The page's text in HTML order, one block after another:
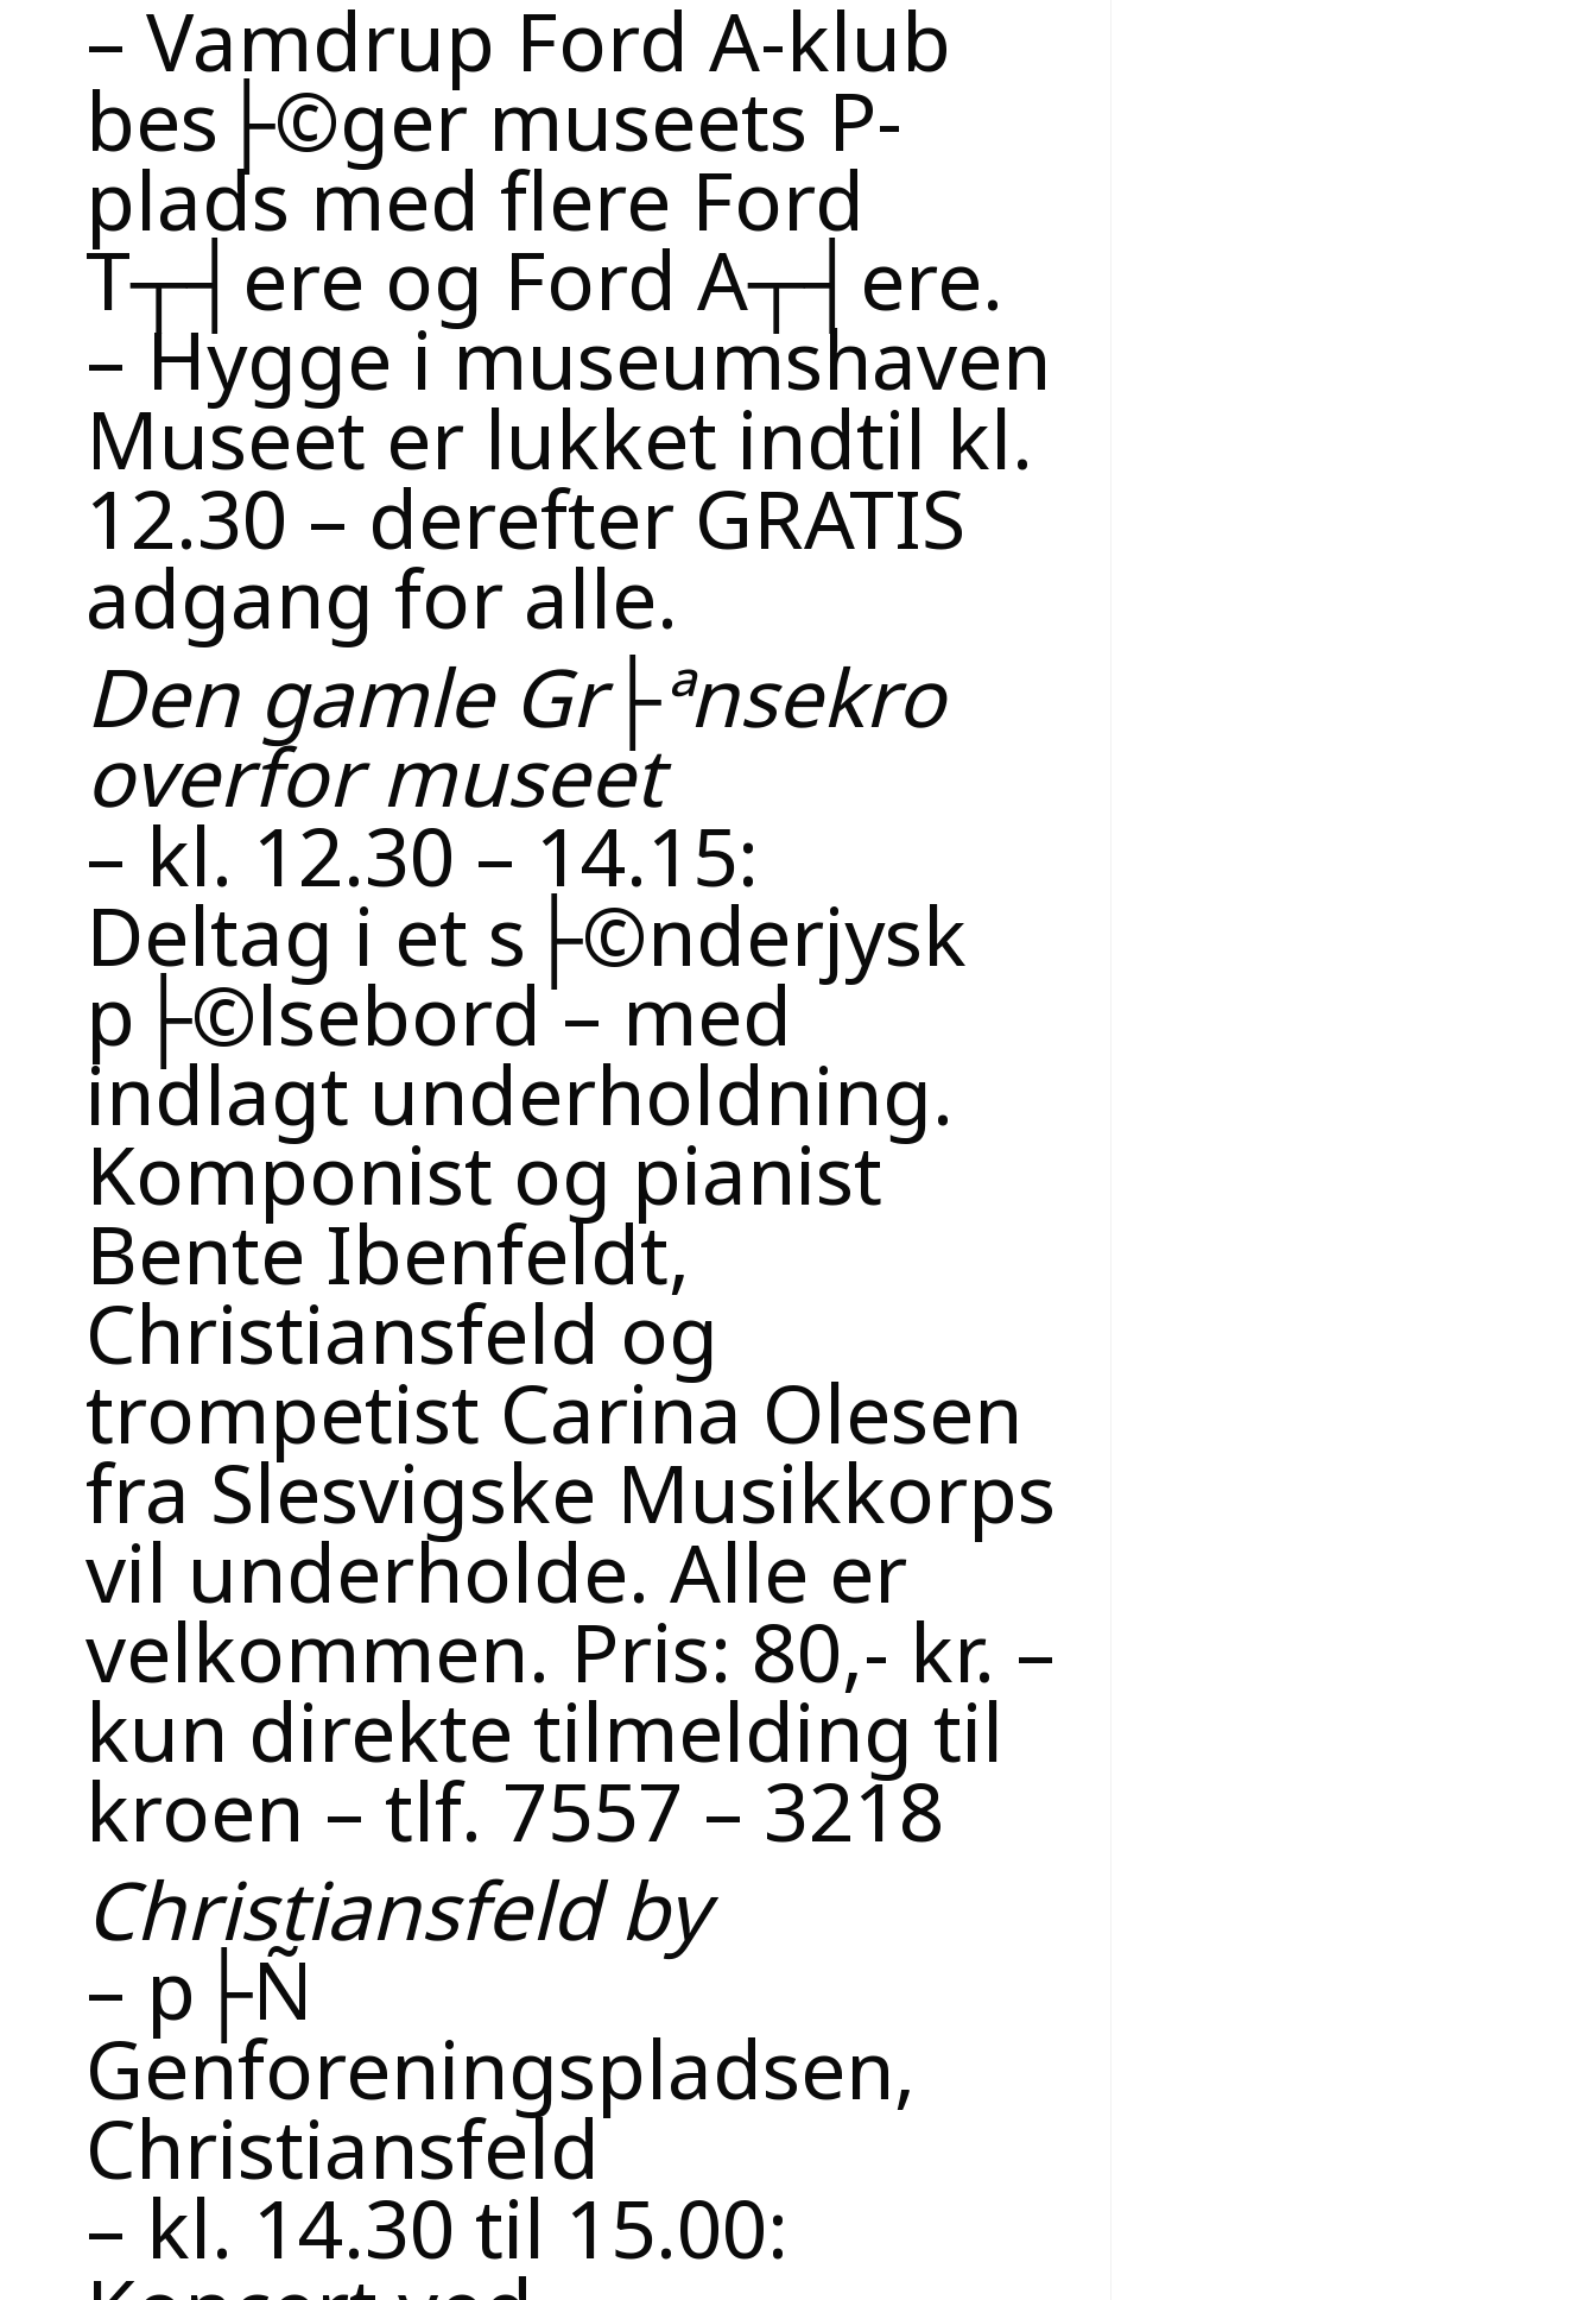
bes├©ger museets P-
plads med flere Ford
T┬┤ere og Ford A┬┤ere.
– Hygge i museumshaven
Museet er lukket indtil kl.
12.30 – derefter GRATIS
adgang for alle.
Den gamle Gr├ªnsekro
overfor museet
– kl. 12.30 – 14.15:
Deltag i et s├©nderjysk
p├©lsebord – med
indlagt underholdning.
Komponist og pianist
Bente Ibenfeldt,
Christiansfeld og
trompetist Carina Olesen
fra Slesvigske Musikkorps
vil underholde. Alle er
velkommen. Pris: 80,- kr. –
kun direkte tilmelding til
kroen – tlf. 7557 – 3218
Christiansfeld by
– p├Ñ
Genforeningspladsen,
Christiansfeld
– kl. 14.30 til 15.00: